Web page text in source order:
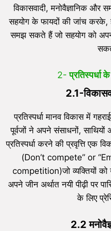
विकासवादी, मनोवैज्ञानिक
सहयोग के फायदों की जांच करके,
समझ सकते हैं जो सहयोग को
2-प्रतिस्पर्धा
2.1-
प्रतिस्पर्धा मानव विकास में
पूर्वजों ने अपने संसाधनों, साथियों
प्रतिस्पर्धा करने की प्रवृत्ति एक
(Don’t compete” or
competition)जो व्यक्तियों
अपने जीन अर्थात नयी पीढ़ी पर
के लिए
2.2